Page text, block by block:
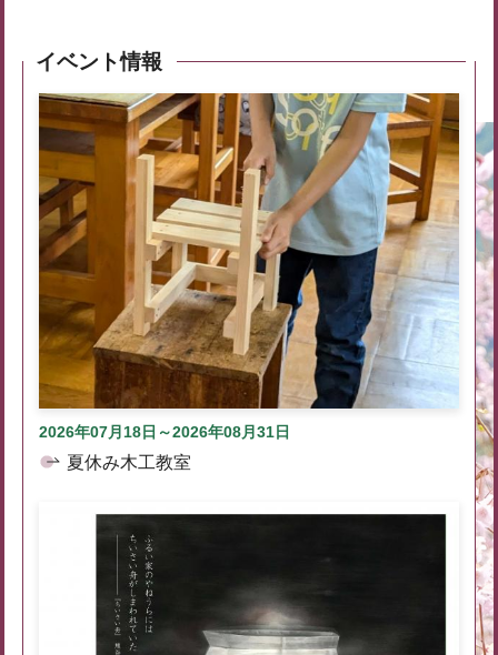
イベント情報
2026年07月18日～2026年08月31日
夏休み木工教室